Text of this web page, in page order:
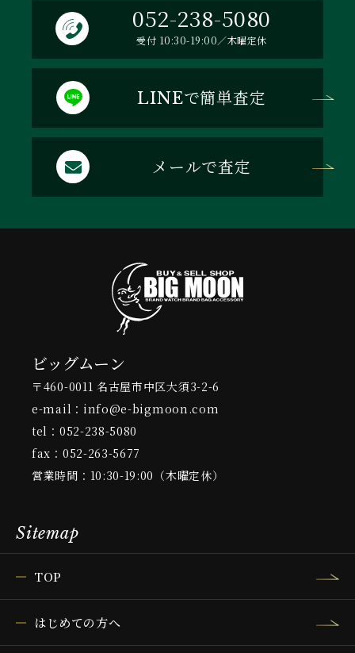
052-238-5080
受付 10:30-19:00／木曜定休
LINEで簡単査定
メールで査定
ビッグムーン
〒460-0011 名古屋市中区大須3-2-6
e-mail：info@e-bigmoon.com
tel：052-238-5080
fax：052-263-5677
営業時間：10:30-19:00（木曜定休）
Sitemap
TOP
はじめての方へ